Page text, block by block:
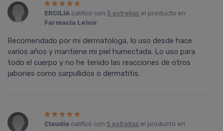
ERCILIA calificó con 5 estrellas el producto en
Farmacia Leloir.
Recomendado por mi dermatologa, lo uso desde hace
varios años y mantiene mi piel humectada. Lo uso para
todo el cuerpo y no he tenido las reacciones de otros
jabones como sarpullidos o dermatitis.
Claudia calificó con 5 estrellas el producto en